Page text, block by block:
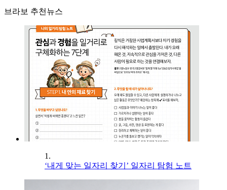
브라보 추천뉴스
1.
‘내게 맞는 일자리 찾기’ 일자리 탐험 노트